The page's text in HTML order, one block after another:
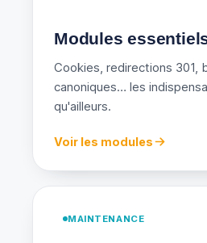
Modules
Cookies, redirections 301,
canoniques… les
qu'ailleurs.
Voir les modules
MAINTENANCE